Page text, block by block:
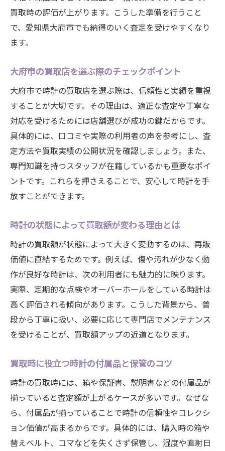
買取時の評価が上がります。こうした準備を行うこと
で、愛知県大府市でも納得のいく査定を受けやすくなり
ます。
大府市の買取店を選ぶ際のチェックポイント
大府市で時計の買取店を選ぶ際は、信頼性と実績を重視
することが大切です。その理由は、適正な査定や丁寧な
対応を受けるためには店舗選びが成功の鍵だからです。
具体的には、口コミや実際の利用者の声を参考にし、査
定方法や買取実績の公開状況を確認しましょう。また、
専門知識を持つスタッフが在籍しているかも重要なポイ
ントです。これらを押さえることで、安心して時計を手
放すことができます。
時計の状態によって買取額が変わる理由とは
時計の買取額が状態によって大きく変動するのは、再販
価値に直結するためです。例えば、傷や汚れが少なく動
作が良好な時計は、次の利用者にも魅力的に映ります。
実際、定期的な点検やオーバーホールをしている時計は
高く評価される傾向があります。こうした背景から、普
段から丁寧に扱い、必要に応じて専門店でメンテナンス
を受けることが、買取額アップの近道となります。
買取時に役立つ時計の付属品と保管のコツ
時計の買取時には、箱や保証書、説明書などの付属品が
揃っていると査定額が上がるケースが多いです。なぜな
ら、付属品が揃っていることで時計の信頼性やコレクシ
ョン価値が高まるからです。具体的には、購入時の箱や
替えベルト、コマなどを失くさず保管し、湿度や直射日